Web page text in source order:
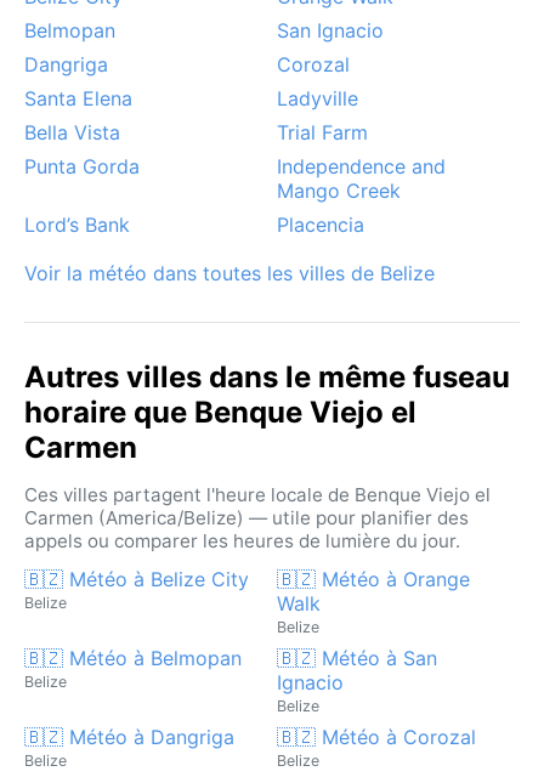
affecter la région de juin à novembre, apportant des
vents violents et des inondations soudaines. En
revanche, le brouillard est quasi inexistant ; les alizés
authentique, mieux vaut éviter la pleine saison des
pluies, mais la nature y est alors d’une luxuriance
Belmopan
San Ignacio
Dangriga
Corozal
Santa Elena
Ladyville
Bella Vista
Trial Farm
Punta Gorda
Independence and
Mango Creek
Lord’s Bank
Placencia
Voir la météo dans toutes les villes de Belize
Autres villes dans le même fuseau
horaire que Benque Viejo el
Carmen
Ces villes partagent l'heure locale de Benque Viejo el
Carmen (America/Belize) — utile pour planifier des
appels ou comparer les heures de lumière du jour.
🇧🇿 Météo à Belize City
Belize
🇧🇿 Météo à Orange
Walk
Belize
🇧🇿 Météo à Belmopan
Belize
🇧🇿 Météo à San
Ignacio
Belize
🇧🇿 Météo à Dangriga
Belize
🇧🇿 Météo à Corozal
Belize